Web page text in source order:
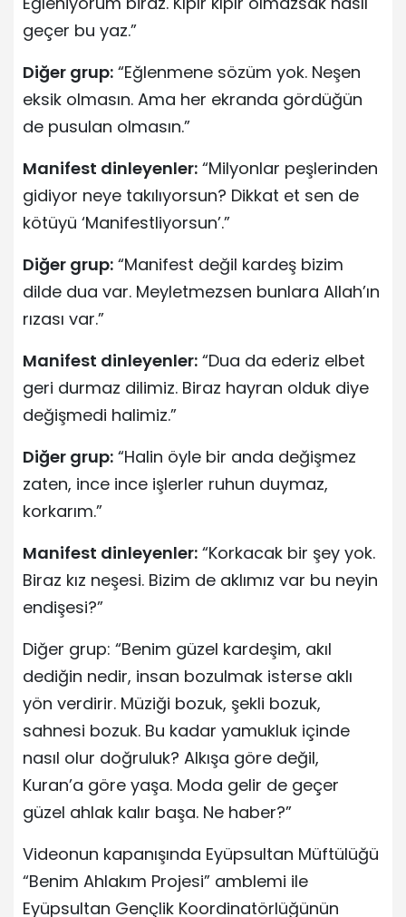
geçer bu yaz.”
Diğer grup: “Eğlenmene sözüm yok. Neşen
eksik olmasın. Ama her ekranda gördüğün
de pusulan olmasın.”
Manifest dinleyenler: “Milyonlar peşlerinden
gidiyor neye takılıyorsun? Dikkat et sen de
kötüyü ‘Manifestliyorsun’.”
Diğer grup: “Manifest değil kardeş bizim
dilde dua var. Meyletmezsen bunlara Allah’ın
rızası var.”
Manifest dinleyenler: “Dua da ederiz elbet
geri durmaz dilimiz. Biraz hayran olduk diye
değişmedi halimiz.”
Diğer grup: “Halin öyle bir anda değişmez
zaten, ince ince işlerler ruhun duymaz,
korkarım.”
Manifest dinleyenler: “Korkacak bir şey yok.
Biraz kız neşesi. Bizim de aklımız var bu neyin
endişesi?”
Diğer grup: “Benim güzel kardeşim, akıl
dediğin nedir, insan bozulmak isterse aklı
yön verdirir. Müziği bozuk, şekli bozuk,
sahnesi bozuk. Bu kadar yamukluk içinde
nasıl olur doğruluk? Alkışa göre değil,
Kuran’a göre yaşa. Moda gelir de geçer
güzel ahlak kalır başa. Ne haber?”
Videonun kapanışında Eyüpsultan Müftülüğü
“Benim Ahlakım Projesi” amblemi ile
Eyüpsultan Gençlik Koordinatörlüğünün